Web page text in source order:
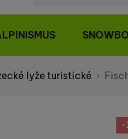
lyže turistické
-